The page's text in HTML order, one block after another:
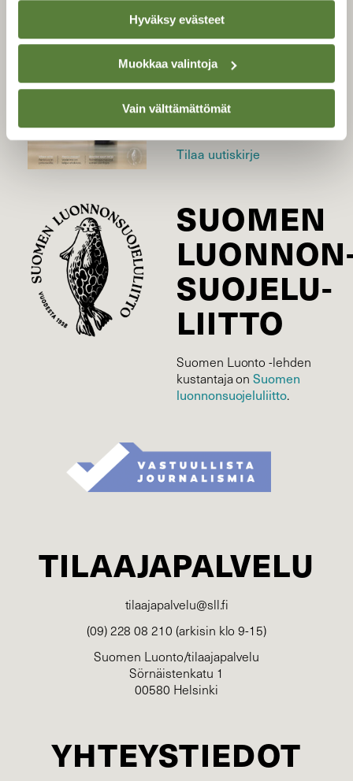
Hyväksy evästeet
Muokkaa valintoja
Vain välttämättömät
LEHTI
Uusin lehti
Tilaa Suomen Luonto
Tilaa digilukuoikeus
Äänestä parasta juttua
Tilaa uutiskirje
SUOMEN
SUOJELU­
LIITTO
Suomen Luonto -lehden
kustantaja onSuomen
luonnonsuojelu­liitto.
TILAAJAPALVELU
tilaajapalvelu@sll.fi
(09) 228 08 210 (arkisin klo 9-15)
Suomen Luonto/tilaajapalvelu
Sörnäistenkatu 1
00580 Helsinki
YHTEYSTIEDOT